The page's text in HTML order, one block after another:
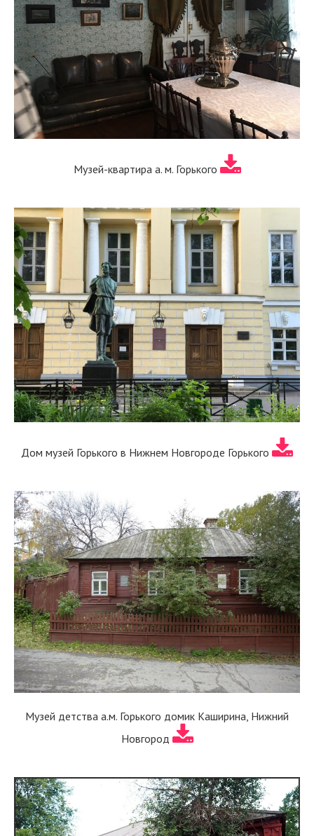
Музей-квартира а. м. Горького
Дом музей Горького в Нижнем Новгороде Горького
Музей детства а.м. Горького домик Каширина, Нижний
Новгород